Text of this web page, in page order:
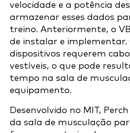
velocidade e a potência
armazenar esses dados
treino. Anteriormente, o
de instalar e implementar.
dispositivos requerem
vestíveis, o que pode
tempo na sala de
equipamento.
Desenvolvido no MIT,
da sala de musculação